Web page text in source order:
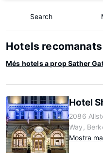
Search
Hotels
Més hotels a prop Sather
Hotel
2086
Way,
Mostra